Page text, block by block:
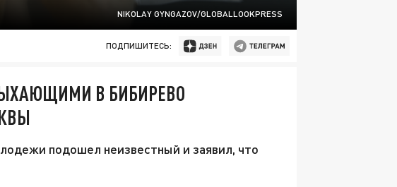
NIKOLAY GYNGAZOV/GLOBALLOOKPRESS
ПОДПИШИТЕСЬ:
В БИБИРЕВО
подошел неизвестный и заявил, что